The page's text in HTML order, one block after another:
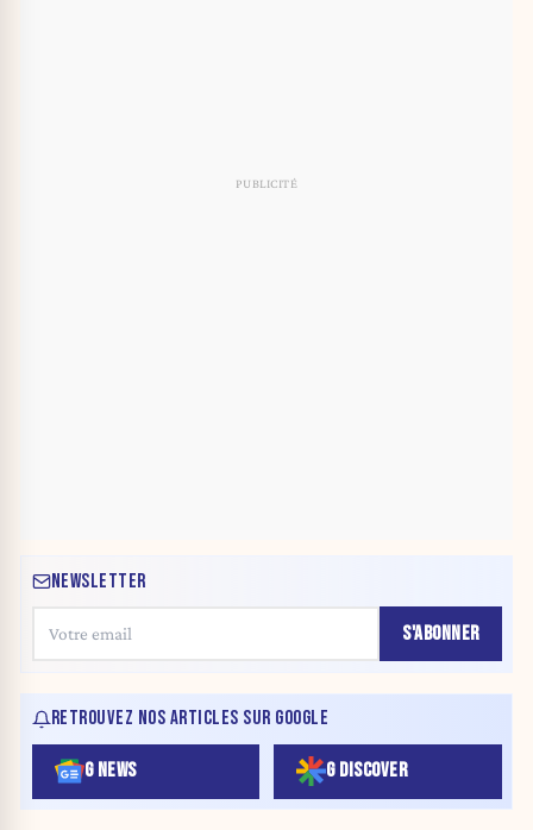
NEWSLETTER
S'ABONNER
RETROUVEZ NOS ARTICLES SUR GOOGLE
G NEWS G DISCOVER